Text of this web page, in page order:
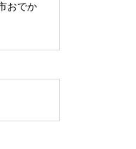
おでか